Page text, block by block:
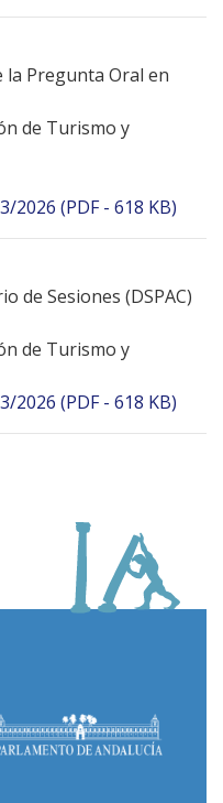
la Pregunta Oral en
de Turismo y
2026 (PDF - 618 KB)
de Sesiones (DSPAC)
de Turismo y
2026 (PDF - 618 KB)